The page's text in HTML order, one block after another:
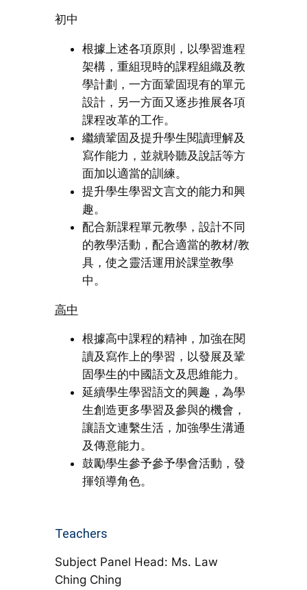
初中
根據上述各項原則，以學習進程
架構，重組現時的課程組織及教
學計劃，一方面鞏固現有的單元
設計，另一方面又逐步推展各項
課程改革的工作。
繼續鞏固及提升學生閱讀理解及
寫作能力，並就聆聽及說話等方
面加以適當的訓練。
提升學生學習文言文的能力和興
趣。
配合新課程單元教學，設計不同
的教學活動，配合適當的教材/教
具，使之靈活運用於課堂教學
中。
高中
根據高中課程的精神，加強在閱
讀及寫作上的學習，以發展及鞏
固學生的中國語文及思維能力。
延續學生學習語文的興趣，為學
生創造更多學習及參與的機會，
讓語文連繫生活，加強學生溝通
及傳意能力。
鼓勵學生參予參予學會活動，發
揮領導角色。
Teachers
Subject Panel Head: Ms. Law
Ching Ching